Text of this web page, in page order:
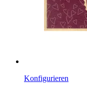
Konfigurieren